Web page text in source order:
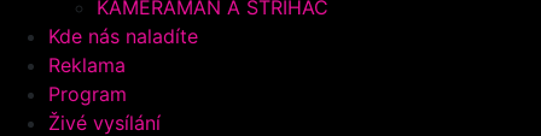
KAMERAMAN A STŘIHAČ
Kde nás naladíte
Reklama
Program
Živé vysílání